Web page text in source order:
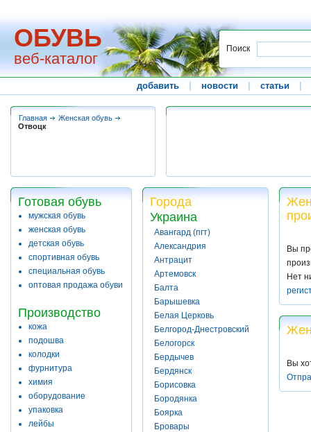
ОБУВЬ
веб-каталог
Поиск
добавить новости статьи
Главная
Женская обувь
Отвоцк
Готовая обувь
мужская обувь
женская обувь
детская обувь
спортивная обувь
специальная обувь
оптовая продажа обуви
Производство
кожа
подошва
колодки
фурнитура
химия
оборудование
упаковка
лейбы
Города
Украина
Авангард (пгт)
Александрия
Антрацит
Артемовск
Балта
Барышевка
Белая Церковь
Белгород-Днестровский
Белогорск
Бердычев
Бердянск
Борисовка
Бородянка
Боярка
Бровары
Вы
Нет
Вы